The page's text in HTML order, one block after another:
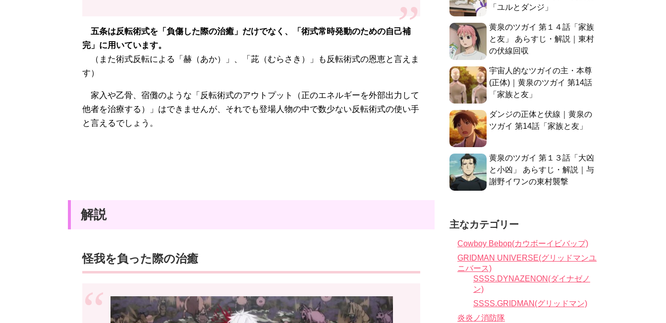
五条は反転術式を「負傷した際の治癒」だけでなく、「術式常時発動のための自己補
完」に用いています。
（また術式反転による「赫（あか）」、「茈（むらさき）」も反転術式の恩恵と言えま
す）
家入や乙骨、宿儺のような「反転術式のアウトプット（正のエネルギーを外部出力して
他者を治療する）」はできませんが、それでも登場人物の中で数少ない反転術式の使い手
と言えるでしょう。
解説
怪我を負った際の治癒
「ユルとダンジ」
黄泉のツガイ 第１４話「家族
と友」 あらすじ・解説｜東村
の伏線回収
宇宙人的なツガイの主・本尊
(正体)｜黄泉のツガイ 第14話
「家族と友」
ダンジの正体と伏線｜黄泉の
ツガイ 第14話「家族と友」
黄泉のツガイ 第１３話「大凶
と小凶」 あらすじ・解説｜与
謝野イワンの東村襲撃
主なカテゴリー
Cowboy Bebop(カウボーイビバップ)
GRIDMAN UNIVERSE(グリッドマンユ
ニバース)
SSSS.DYNAZENON(ダイナゼノ
ン)
SSSS.GRIDMAN(グリッドマン)
炎炎ノ消防隊